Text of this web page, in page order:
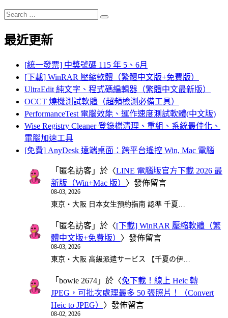
Search
for:
Search
最近更新
[統一發票] 中獎號碼 115 年 5、6月
[下載] WinRAR 壓縮軟體（繁體中文版+免費版）
UltraEdit 純文字、程式碼編輯器（繁體中文最新版）
OCCT 燒機測試軟體（超頻檢測必備工具）
PerformanceTest 電腦效能、運作速度測試軟體(中文版)
Wise Registry Cleaner 登錄檔清理、重組、系統最佳化、
電腦加速工具
[免費] AnyDesk 遠端桌面：跨平台遙控 Win, Mac 電腦
「 匿名訪客 」於〈LINE 電腦版官方下載 2026 最
新版（Win+Mac 版） 〉發佈留言
08-03, 2026
東京・大阪 日本女生預約指南 認準 千夏…
「 匿名訪客 」於〈[下載] WinRAR 壓縮軟體（繁
體中文版+免費版） 〉發佈留言
08-03, 2026
東京・大阪 高級派遣サービス 【千夏の伊…
「 bowie 2674 」於〈免下載！線上 Heic 轉
JPEG，可批次處理最多 50 張照片！（Convert
Heic to JPEG） 〉發佈留言
08-02, 2026